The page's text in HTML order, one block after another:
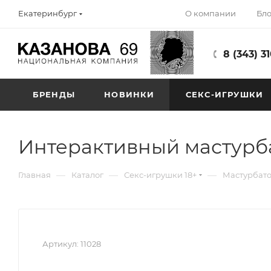
Екатеринбург О компании
8 (343)
БРЕНДЫ НОВИНКИ СЕКС-ИГРУШКИ
Интерактивный
Главная — Каталог — Секс-игрушки 18+ —
Артикул: 11028